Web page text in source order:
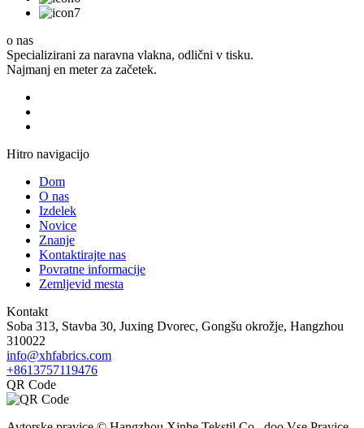
o nas
Specializirani za naravna vlakna, odlični v tisku.
Najmanj en meter za začetek.
Hitro navigacijo
Dom
O nas
Izdelek
Novice
Znanje
Kontaktirajte nas
Povratne informacije
Zemljevid mesta
Kontakt
Soba 313, Stavba 30, Juxing Dvorec, Gongšu okrožje, Hangzhou
310022
info@xhfabrics.com
+8613757119476
QR Code